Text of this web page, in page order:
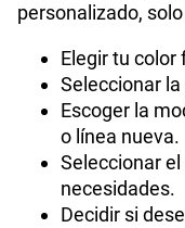
personalizado,
Elegir tu color
Seleccionar
Escoger la
o línea nueva.
Seleccionar
necesidades.
Decidir si